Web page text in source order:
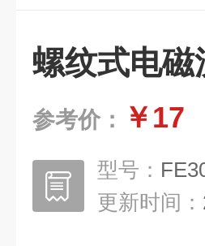
螺纹式电
参考价： ￥17
型号：
更新时间：